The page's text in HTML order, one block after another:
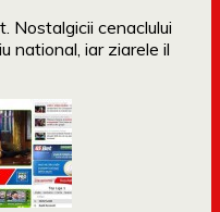
Nostalgicii cenaclului
national, iar ziarele il